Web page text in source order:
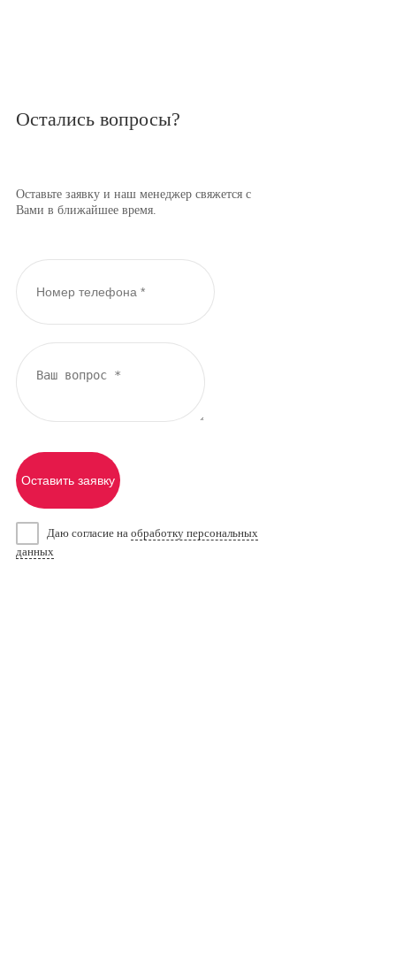
Остались вопросы?
Оставьте заявку и наш менеджер свяжется с
Вами в ближайшее время.
Оставить заявку
Даю согласие на обработку персональных
данных